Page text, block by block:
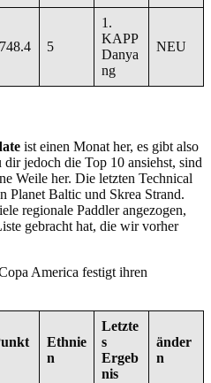
5
1.
KAPP
Danya
ng
NEU
ist einen Monat her, es gibt also
jedoch die Top 10 ansiehst, sind
Weile her. Die letzten Technical
Planet Baltic und Skrea Strand.
regionale Paddler angezogen,
gebracht hat, die wir vorher
America festigt ihren
Ethnie
n
Letzte
s
Ergeb
nis
änder
n